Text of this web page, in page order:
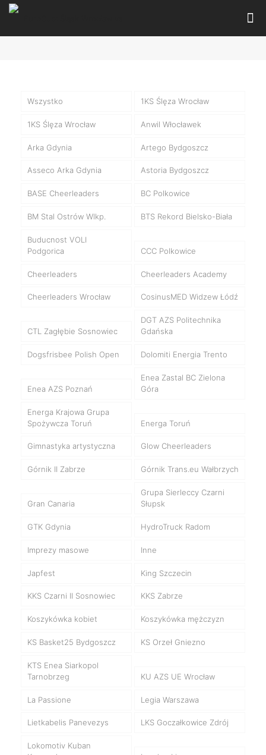
Wszystko 1KS Ślęza Wrocław
1KS Ślęza Wrocław Anwil Włocławek
Arka Gdynia Artego Bydgoszcz
Asseco Arka Gdynia Astoria Bydgoszcz
BASE Cheerleaders BC Polkowice
BM Stal Ostrów Wlkp. BTS Rekord Bielsko-Biała
Buducnost VOLI
Podgorica
CCC Polkowice
Cheerleaders Cheerleaders Academy
Cheerleaders Wrocław CosinusMED Widzew Łódź
CTL Zagłębie Sosnowiec
DGT AZS Politechnika
Gdańska
Dogsfrisbee Polish Open Dolomiti Energia Trento
Enea AZS Poznań
Enea Zastal BC Zielona
Góra
Energa Krajowa Grupa
Spożywcza Toruń
Energa Toruń
Gimnastyka artystyczna Glow Cheerleaders
Górnik II Zabrze Górnik Trans.eu Wałbrzych
Gran Canaria
Grupa Sierleccy Czarni
Słupsk
GTK Gdynia HydroTruck Radom
Imprezy masowe Inne
Japfest King Szczecin
KKS Czarni II Sosnowiec KKS Zabrze
Koszykówka kobiet Koszykówka mężczyzn
KS Basket25 Bydgoszcz KS Orzeł Gniezno
KTS Enea Siarkopol
Tarnobrzeg
KU AZS UE Wrocław
La Passione Legia Warszawa
Lietkabelis Panevezys LKS Goczałkowice Zdrój
Lokomotiv Kuban